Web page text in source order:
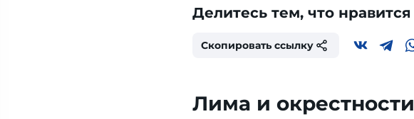
Делитесь тем, что нравится
Скопировать ссылку
Лима и окрестности